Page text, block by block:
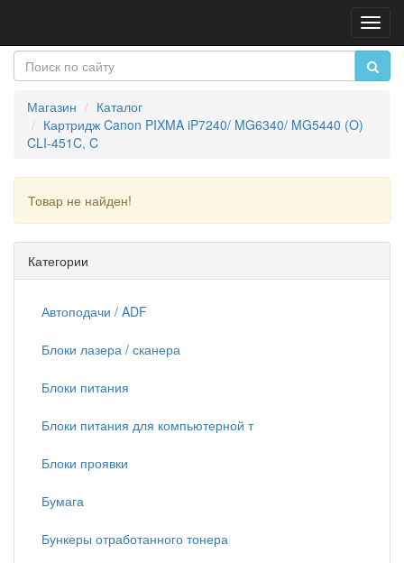
Магазин
Каталог
Картридж Canon PIXMA iP7240/ MG6340/ MG5440 (O)
CLI-451C, C
Товар не найден!
Категории
Автоподачи / ADF
Блоки лазера / сканера
Блоки питания
Блоки питания для компьютерной т
Блоки проявки
Бумага
Бункеры отработанного тонера